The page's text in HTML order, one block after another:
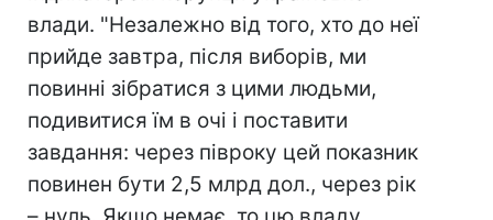
влади. "Незалежно від того, хто до неї
прийде завтра, після виборів, ми
повинні зібратися з цими людьми,
подивитися їм в очі і поставити
завдання: через півроку цей показник
повинен бути 2,5 млрд дол., через рік